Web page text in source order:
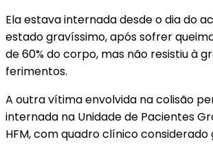
Ela estava internada desde o dia do
estado gravíssimo, após sofrer
de 60% do corpo, mas não resistiu à
ferimentos.
A outra vítima envolvida na colisão
internada na Unidade de Pacientes
HFM, com quadro clínico considerado